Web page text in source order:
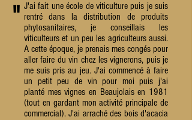
J'ai fait une école de viticulture puis je suis
rentré dans la distribution de produits
phytosanitaires, je conseillais les
viticulteurs et un peu les agriculteurs aussi.
A cette époque, je prenais mes congés pour
aller faire du vin chez les vignerons, puis je
me suis pris au jeu. J'ai commencé à faire
un petit peu de vin pour moi puis j'ai
planté mes vignes en Beaujolais en 1981
(tout en gardant mon activité principale de
commercial). J'ai arraché des bois d'acacia
"